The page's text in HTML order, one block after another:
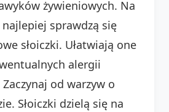
żywieniowych. Na
sprawdzą się
słoiczki. Ułatwiają one
alergii
od warzyw o
Słoiczki dzielą się na